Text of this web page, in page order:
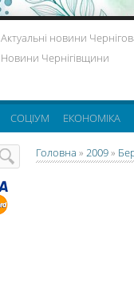
Актуальні новини
Новини Чернігівщини
СОЦІУМ ЕКОНОМІКА
Головна » 2009»